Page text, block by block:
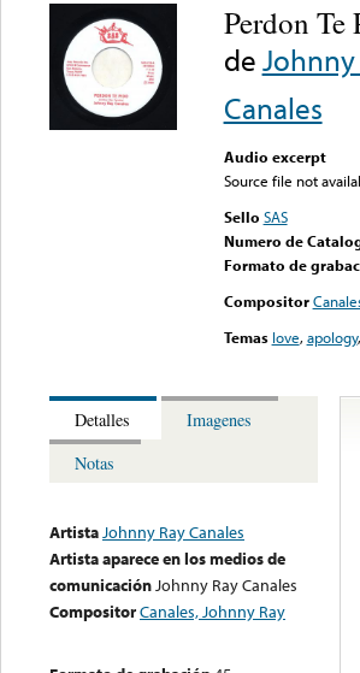
Perdon Te
deJohnny
Canales
Audio excerpt
Source file not
Sello SAS
Numero de
Formato de
Compositor
Temas love,apology,
Detalles
Imagenes
Notas
ArtistaJohnny Ray Canales
Artista aparece en los medios de
comunicaciónJohnny Ray Canales
CompositorCanales, Johnny Ray